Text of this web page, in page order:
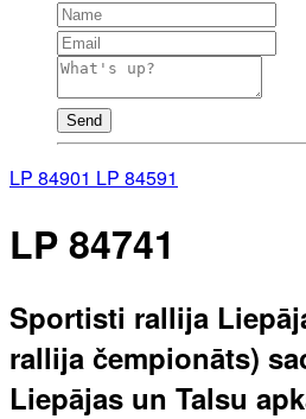
Send
LP 84901 LP 84591
LP 84741
Sportisti rallija
rallija čempionāts)
Liepājas un Talsu